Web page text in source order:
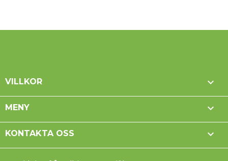
VILLKOR 
MENY 
KONTAKTA OSS 